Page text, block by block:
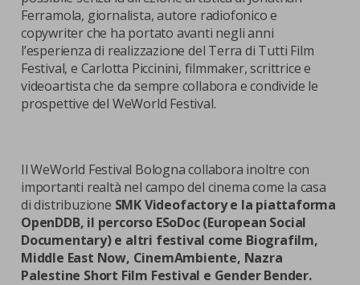
Ferramola, giornalista, autore radiofonico e
copywriter che ha portato avanti negli anni
l’esperienza di realizzazione del Terra di Tutti Film
Festival, e Carlotta Piccinini, filmmaker, scrittrice e
videoartista che da sempre collabora e condivide le
prospettive del WeWorld Festival.
Il WeWorld Festival Bologna collabora inoltre con
importanti realtà nel campo del cinema come la casa
di distribuzione SMK Videofactory e la piattaforma
OpenDDB, il percorso ESoDoc (European Social
Documentary) e altri festival come Biografilm,
Middle East Now, CinemAmbiente, Nazra
Palestine Short Film Festival e Gender Bender.